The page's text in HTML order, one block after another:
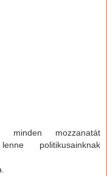
minden mozzanatát
politikusainknak